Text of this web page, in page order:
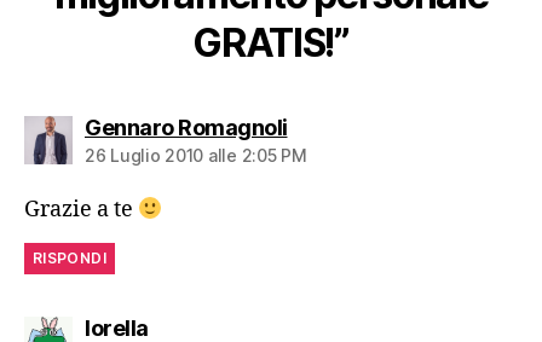
GRATIS!”
Gennaro Romagnolidice:
26 Luglio 2010 alle 2:05 PM
Grazie a te
RISPONDI
lorelladice: